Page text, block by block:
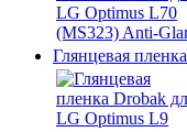
Глянцевая